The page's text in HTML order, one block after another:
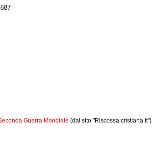
Guerra Mondiale (dal sito "Riscossa cristiana.it")